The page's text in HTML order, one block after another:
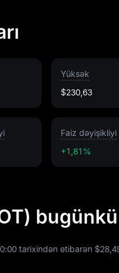
Yüksək
$230,63
Faiz dəyişikliyi
+1,81%
:00 tarixindən etibarən